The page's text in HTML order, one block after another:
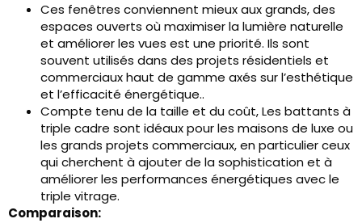
Ces fenêtres conviennent mieux aux grands, des
espaces ouverts où maximiser la lumière naturelle
et améliorer les vues est une priorité. Ils sont
souvent utilisés dans des projets résidentiels et
commerciaux haut de gamme axés sur l’esthétique
et l’efficacité énergétique..
Compte tenu de la taille et du coût, Les battants à
triple cadre sont idéaux pour les maisons de luxe ou
les grands projets commerciaux, en particulier ceux
qui cherchent à ajouter de la sophistication et à
améliorer les performances énergétiques avec le
triple vitrage.
Comparaison: